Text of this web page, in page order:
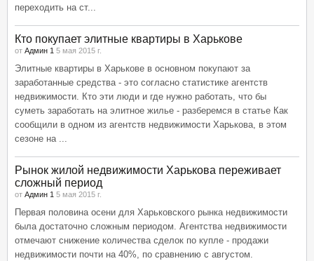
переходить на ст...
Кто покупает элитные квартиры в Харькове
от Админ 1 5 мая 2015 г.
Элитные квартиры в Харькове в основном покупают за
заработанные средства - это согласно статистике агентств
недвижимости. Кто эти люди и где нужно работать, что бы
суметь заработать на элитное жилье - разберемся в статье Как
сообщили в одном из агентств недвижимости Харькова, в этом
сезоне на ...
Рынок жилой недвижимости Харькова переживает
сложный период
от Админ 1 5 мая 2015 г.
Первая половина осени для Харьковского рынка недвижимости
была достаточно сложным периодом. Агентства недвижимости
отмечают снижение количества сделок по купле - продажи
недвижимости почти на 40%, по сравнению с августом.